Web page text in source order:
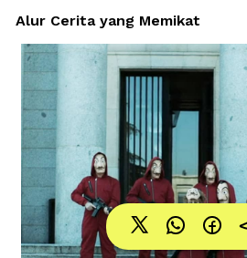
Alur Cerita yang Memikat